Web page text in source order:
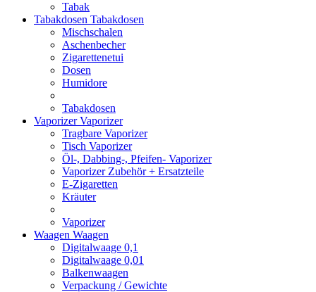
Tabak
Tabakdosen Tabakdosen
Mischschalen
Aschenbecher
Zigarettenetui
Dosen
Humidore
Tabakdosen
VaporizerVaporizer
Tragbare Vaporizer
Tisch Vaporizer
Öl-, Dabbing-, Pfeifen- Vaporizer
Vaporizer Zubehör + Ersatzteile
E-Zigaretten
Kräuter
Vaporizer
Waagen Waagen
Digitalwaage 0,1
Digitalwaage 0,01
Balkenwaagen
Verpackung / Gewichte